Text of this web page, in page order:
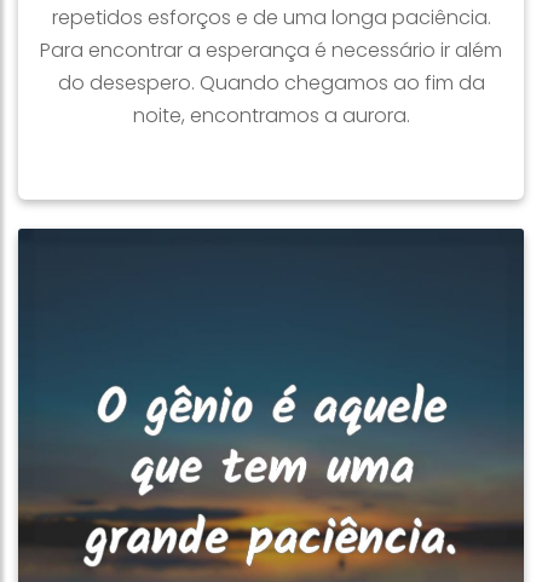
repetidos esforços e de uma longa paciência.
Para encontrar a esperança é necessário ir além
do desespero. Quando chegamos ao fim da
noite, encontramos a aurora.